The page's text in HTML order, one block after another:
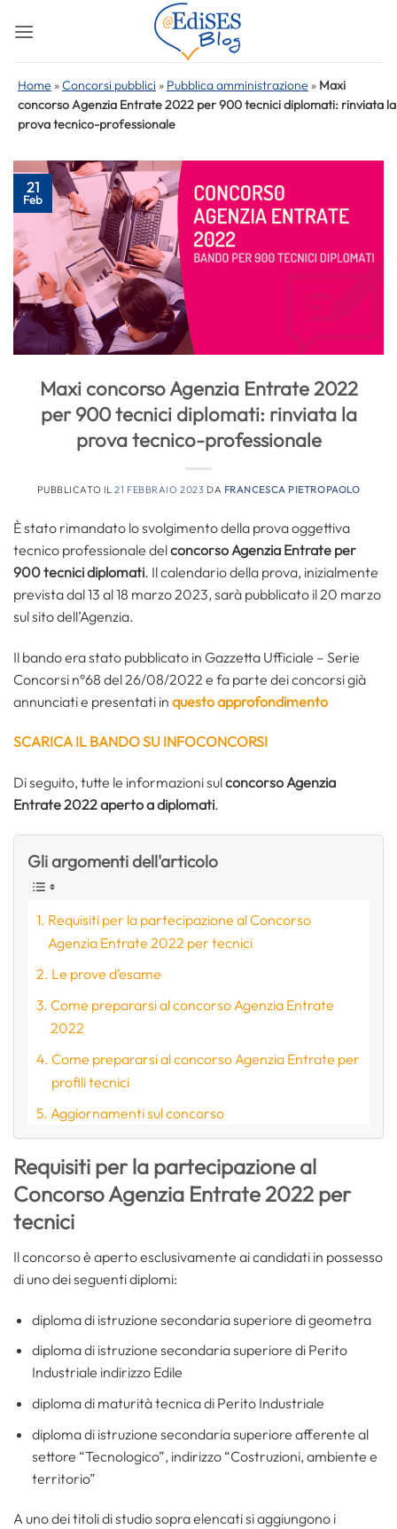
Home »Concorsi pubblici » Pubblica amministrazione » Maxi
concorso Agenzia Entrate 2022 per 900 tecnici diplomati: rinviata la
prova tecnico-professionale
21
Feb
Maxi concorso Agenzia Entrate 2022
per 900 tecnici diplomati: rinviata la
prova tecnico-professionale
PUBBLICATO IL21 FEBBRAIO 2023 DA FRANCESCA PIETROPAOLO
È stato rimandato lo svolgimento della prova oggettiva
tecnico professionale delconcorso Agenzia Entrate per
900 tecnici diplomati. Il calendario della prova, inizialmente
prevista dal 13 al 18 marzo 2023, sarà pubblicato il 20 marzo
sul sito dell’Agenzia.
Il bando era stato pubblicato in Gazzetta Ufficiale – Serie
Concorsi n°68 del 26/08/2022 e fa parte dei concorsi già
annunciati e presentati in questo approfondimento
SCARICA IL BANDO SU INFOCONCORSI
Di seguito, tutte le informazioni sulconcorso Agenzia
Entrate 2022 aperto a diplomati.
Gli argomenti dell'articolo
Requisiti per la partecipazione al Concorso
Agenzia Entrate 2022 per tecnici
Le prove d’esame
Come prepararsi al concorso Agenzia Entrate
2022
Come prepararsi al concorso Agenzia Entrate per
profili tecnici
Aggiornamenti sul concorso
Requisiti per la partecipazione al
Concorso Agenzia Entrate 2022 per
tecnici
Il concorso è aperto esclusivamente ai candidati in possesso
di uno dei seguenti diplomi:
diploma di istruzione secondaria superiore di geometra
diploma di istruzione secondaria superiore di Perito
Industriale indirizzo Edile
diploma di maturità tecnica di Perito Industriale
diploma di istruzione secondaria superiore afferente al
settore “Tecnologico”, indirizzo “Costruzioni, ambiente e
territorio”
A uno dei titoli di studio sopra elencati si aggiungono i